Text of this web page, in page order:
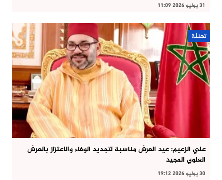
31 يوليو 2026 11:09
تهنئة
علي الزعيم: عيد العرش مناسبة لتجديد الوفاء والاعتزاز بالعرش
العلوي المجيد
30 يوليو 2026 19:12